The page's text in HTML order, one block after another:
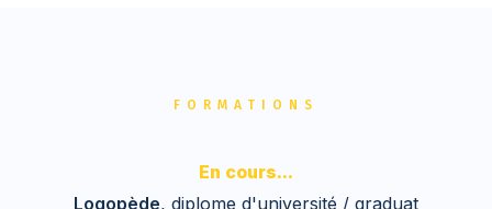
FORMATIONS
En cours...
Logopède, diplome d'université / graduat